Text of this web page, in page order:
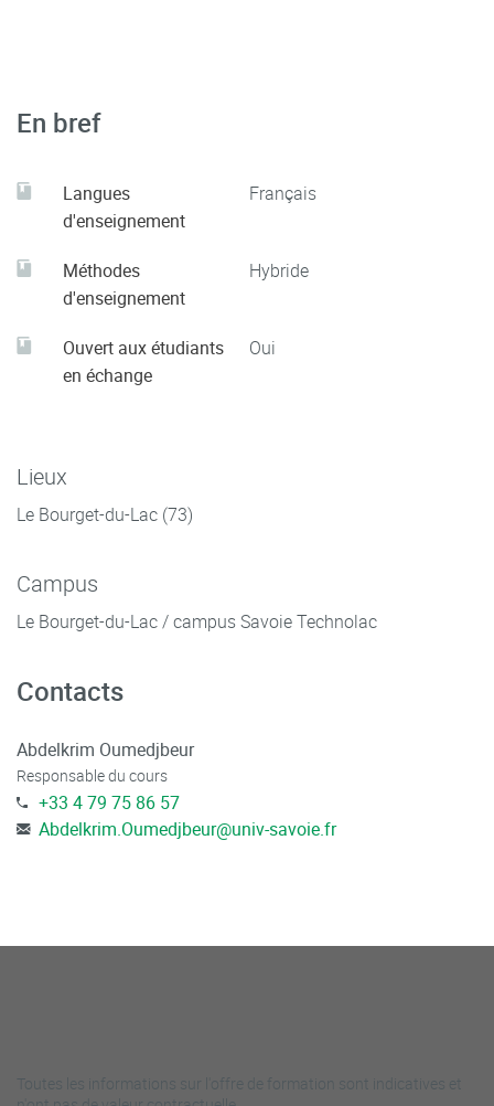
En bref
Langues
d'enseignement
Français
Méthodes
d'enseignement
Hybride
Ouvert aux étudiants
en échange
Oui
Lieux
Le Bourget-du-Lac (73)
Campus
Le Bourget-du-Lac / campus Savoie Technolac
Contacts
Abdelkrim Oumedjbeur
Responsable du cours
+33 4 79 75 86 57
Abdelkrim.Oumedjbeur@univ-savoie.fr
Toutes les informations sur l'offre de formation sont indicatives et